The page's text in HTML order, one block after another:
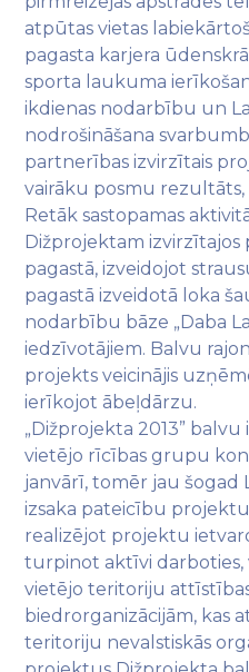
atpūtas vietas
pagasta karjera
sporta laukuma
ikdienas nodarbību un
nodrošināšana
partnerības izvirzītais
vairāku posmu rezultāts,
Retāk sastopamas
Dižprojektam izvirzītajos
pagastā, izveidojot
pagastā izveidotā loka
nodarbību bāze „Daba
iedzīvotājiem. Balvu
projekts veicinājis
ierīkojot ābeļdārzu.
„Dižprojekta 2013”
vietējo rīcības grupu
janvārī, tomēr jau šogad
izsaka pateicību
realizējot projektu
turpinot aktīvi
vietējo teritoriju
biedrorganizācijām, kas
teritoriju nevalstiskās